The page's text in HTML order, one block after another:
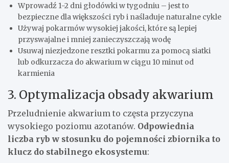
Wprowadź 1-2 dni głodówki w tygodniu – jest to
bezpieczne dla większości ryb i naśladuje naturalne cykle
Używaj pokarmów wysokiej jakości, które są lepiej
przyswajalne i mniej zanieczyszczają wodę
Usuwaj niezjedzone resztki pokarmu za pomocą siatki
lub odkurzacza do akwarium w ciągu 10 minut od
karmienia
3. Optymalizacja obsady akwarium
Przeludnienie akwarium to częsta przyczyna
wysokiego poziomu azotanów. Odpowiednia
liczba ryb w stosunku do pojemności zbiornika to
klucz do stabilnego ekosystemu: